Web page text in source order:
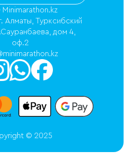
Алматы, Турксибский
дом 4,
оф.2
© 2025